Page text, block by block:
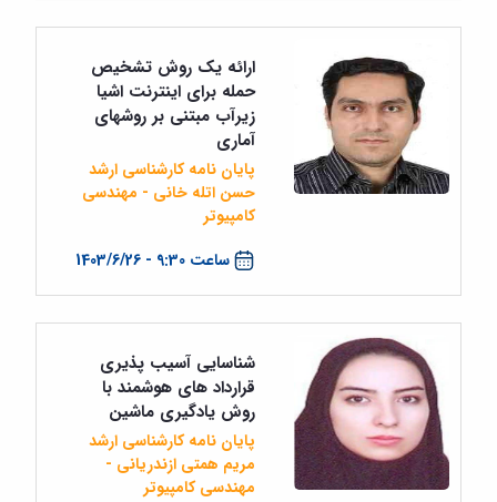
ساعت 9:30 - 1403/6/26
ارائه یک روش تشخیص
حمله برای اینترنت اشیا
زیرآب مبتنی بر روشهای
آماری
پایان نامه کارشناسی ارشد
حسن اتله خانی - مهندسی
کامپیوتر
شناسایی آسیب پذیری
قرارداد های هوشمند با
روش یادگیری ماشین
پایان نامه کارشناسی ارشد
مریم همتی ازندریانی -
مهندسی کامپیوتر